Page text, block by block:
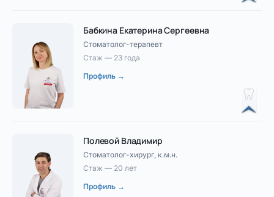
Бабкина Екатерина Сергеевна
Стоматолог-терапевт
Стаж — 23 года
Профиль →
Полевой Владимир
Стоматолог-хирург, к.м.н.
Стаж — 20 лет
Профиль →